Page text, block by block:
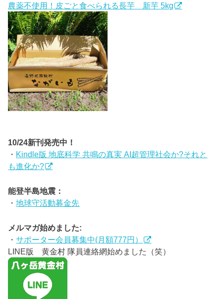
農薬不使用！皮ごと食べられる長芋 新芋 5kg
10/24新刊発売中！
・ Kindle版 地底科学 共鳴の真実 AI超管理社会か?それと
も進化か?
能登半島地震：
・地球守活動募金先
メルマガ始めました:
・サポーター会員募集中(月額777円）
LINE版 黄金村 隊員連絡網始めました（笑）